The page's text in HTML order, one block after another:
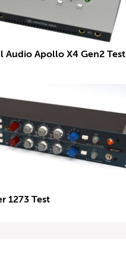
Audio Apollo X4 Gen2 Test
1273 Test